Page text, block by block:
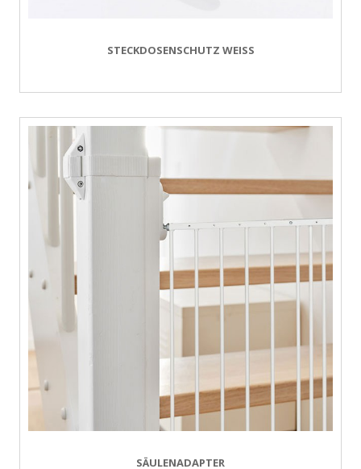
STECKDOSENSCHUTZ WEISS
SÄULENADAPTER